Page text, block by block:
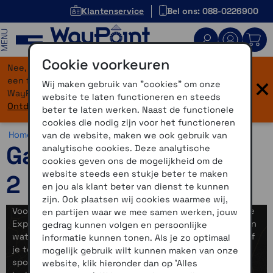
Klantenservice Bel ons: 088-0226900
Nee, je bent niet verdwaald! Onze website heeft
een flinke upgrade gekregen. Dezelfde vertrouwde
WayPoint-service, maar dan in een modern jasje.
Ontdek hier wat er allemaal nieuw is.
×
Home >Fiets >Fietsnavigatie >Garmin Edge Explore 2
Garmin Edge Explore
2
Voor het recreatieve gebruik wordt vaak de Garmin Edge
Explore 2 gekozen. Een prima accutijd, rondritplanner en
waterdicht. Routes kun je maken en of verzenden vanaf
je telefoon zodat je ook onderweg aan de slag kunt. De
sportieve fietser die ook mee trainingsgegevens wil
Cookie voorkeuren
Wij maken gebruik van "cookies" om onze
website te laten functioneren en steeds
beter te laten werken. Naast de functionele
cookies die nodig zijn voor het functioneren
van de website, maken we ook gebruik van
analytische cookies. Deze analytische
cookies geven ons de mogelijkheid om de
website steeds een stukje beter te maken
en jou als klant beter van dienst te kunnen
zijn. Ook plaatsen wij cookies waarmee wij,
en partijen waar we mee samen werken, jouw
gedrag kunnen volgen en persoonlijke
informatie kunnen tonen. Als je zo optimaal
mogelijk gebruik wilt kunnen maken van onze
website, klik hieronder dan op 'Alles